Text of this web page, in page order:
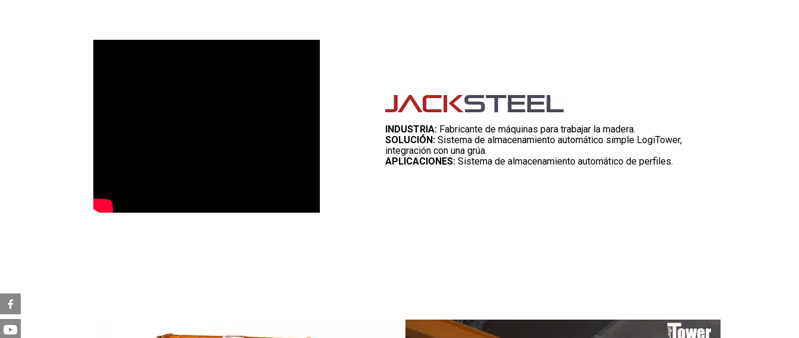
INDUSTRIA: Fabricante de máquinas para trabajar la madera.
SOLUCIÓN: Sistema de almacenamiento automático simple LogiTower,
integración con una grúa.
APLICACIONES: Sistema de almacenamiento automático de perfiles.